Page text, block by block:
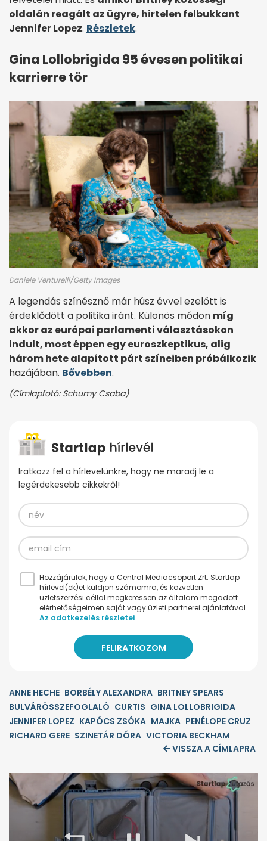
oldalán reagált az ügyre, hirtelen felbukkant
Jennifer Lopez. Részletek.
Gina Lollobrigida 95 évesen politikai
karrierre tör
Daniele Venturelli/Getty Images
A legendás színésznő már húsz évvel ezelőtt is
érdeklődött a politika iránt. Különös módon míg
akkor az európai parlamenti választásokon
indult, most éppen egy euroszkeptikus, alig
három hete alapított párt színeiben próbálkozik
hazájában. Bővebben.
(Címlapfotó: Schumy Csaba)
Iratkozz fel a hírlevelünkre, hogy ne maradj le a
legérdekesebb cikkekről!
Hozzájárulok, hogy a Central Médiacsoport Zrt. Startlap
hírlevel(ek)et küldjön számomra, és közvetlen
üzletszerzési céllal megkeressen az általam megadott
elérhetőségeimen saját vagy üzleti partnerei ajánlatával.
Az adatkezelés részletei
ANNE HECHE BORBÉLY ALEXANDRA BRITNEY SPEARS
BULVÁRÖSSZEFOGLALÓ CURTIS GINA LOLLOBRIGIDA
JENNIFER LOPEZ KAPÓCS ZSÓKA MAJKA PENÉLOPE CRUZ
RICHARD GERE SZINETÁR DÓRA VICTORIA BECKHAM
VISSZA A CÍMLAPRA